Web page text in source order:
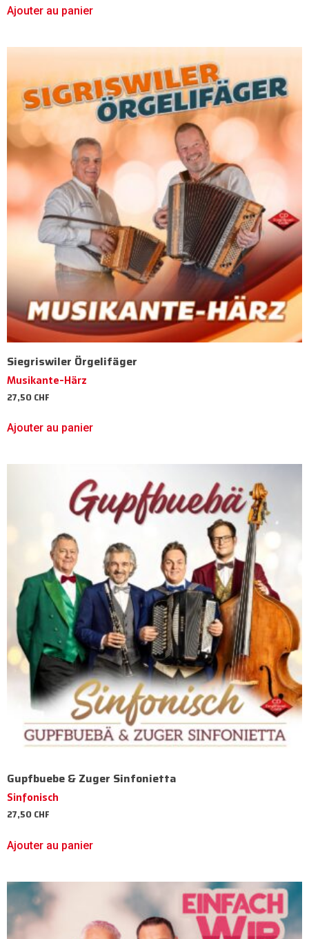
Ajouter au panier
Siegriswiler Örgelifäger
Musikante-Härz
27,50CHF
Ajouter au panier
Gupfbuebe & Zuger Sinfonietta
Sinfonisch
27,50CHF
Ajouter au panier